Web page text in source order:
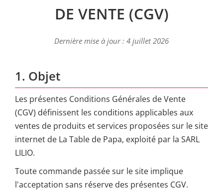
DE VENTE (CGV)
Dernière mise à jour : 4 juillet 2026
1. Objet
Les présentes Conditions Générales de Vente
(CGV) définissent les conditions applicables aux
ventes de produits et services proposées sur le site
internet de La Table de Papa, exploité par la SARL
LILIO.
Toute commande passée sur le site implique
l'acceptation sans réserve des présentes CGV.